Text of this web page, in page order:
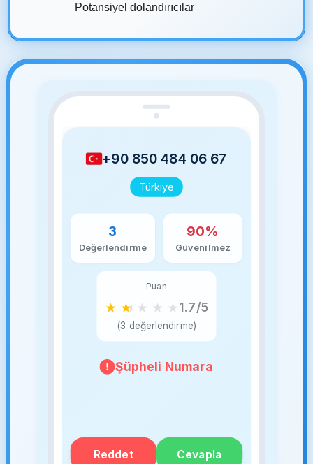
Potansiyel dolandırıcılar
+90 850 484 06 67
Türkiye
3
Değerlendirme
90%
Güvenilmez
Puan
★ ★ ★ ★ ★1.7/5
(3 değerlendirme)
Şüpheli Numara
Reddet Cevapla